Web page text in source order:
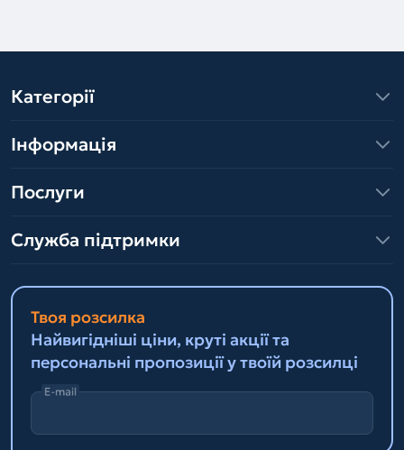
Категорії
Інформація
Послуги
Служба підтримки
Твоя розсилка
Найвигідніші ціни, круті акції та
персональні пропозиції у твоїй розсилці
E-mail